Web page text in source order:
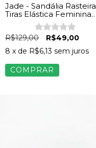
Jade - Sandália Rasteira
Tiras Elástica Feminina
Vermelho
R$129,00
R$49,00
8 x de R$6,13 sem juros
COMPRAR